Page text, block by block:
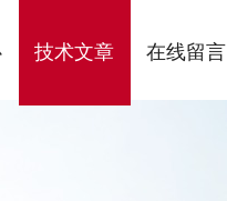
技术文章 在线留言